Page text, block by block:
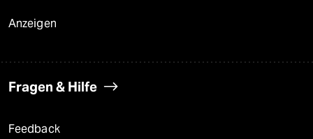
Anzeigen
Fragen & Hilfe
Feedback